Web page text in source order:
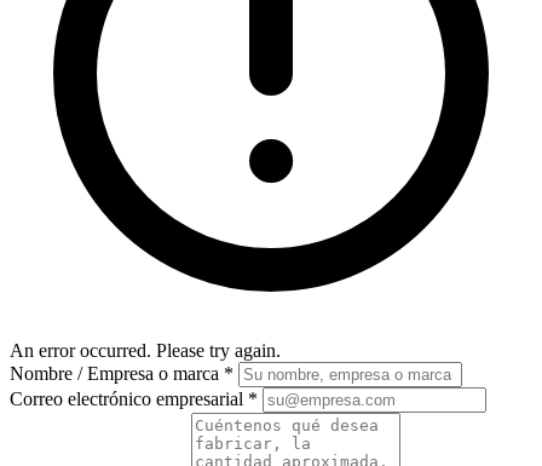
An error occurred. Please try again.
Nombre / Empresa o marca *
Correo electrónico empresarial *